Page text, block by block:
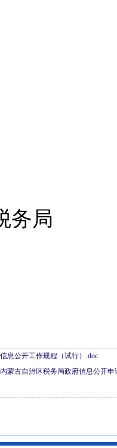
务局
息公开工作规程（试行）.doc
蒙古自治区税务局政府信息公开申